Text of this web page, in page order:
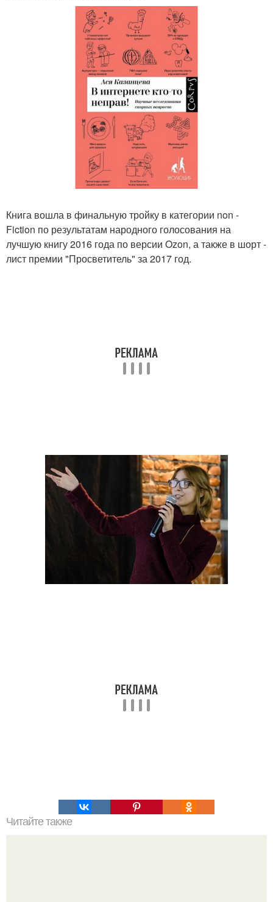
Книга вошла в финальную тройку в категории non -
Fiction по результатам народного голосования на
лучшую книгу 2016 года по версии Ozon, а также в шорт -
лист премии "Просветитель" за 2017 год.
Читайте также